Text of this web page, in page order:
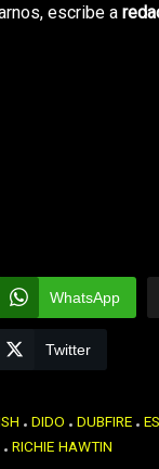
escribe a
WhatsApp
Twitter
DIDO DUBFIRE
RICHIE HAWTIN